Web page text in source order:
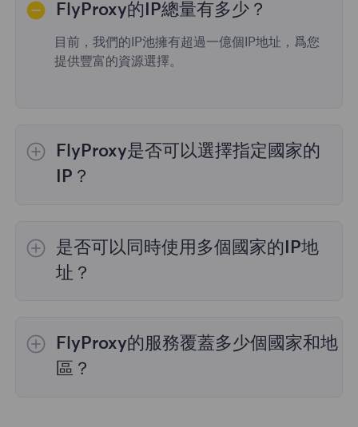
FlyProxy的IP總量有多少？
目前，我們的IP池擁有超過一億個IP地址，爲您
提供豐富的資源選擇。
FlyProxy是否可以選擇指定國家的
IP？
的代理選擇； 靜態住宅代理提供36個國家的代
理，購買時您可以選擇所需的國家。
是否可以同時使用多個國家的IP地
址？
有用。您可以在管理面板中自由選擇和切換不同
國家的IP地址。
FlyProxy的服務覆蓋多少個國家和地
區？